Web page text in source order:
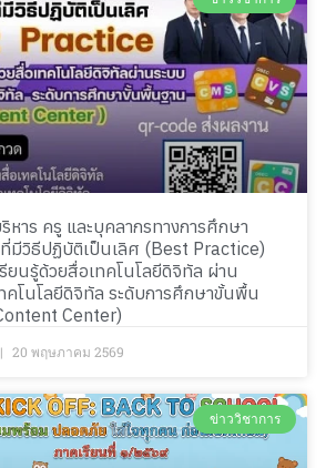
หาร ครู และบุคลากรทางการศึกษา
มีวิธีปฏิบัติเป็นเลิศ (Best Practice)
ยนรู้ด้วยสื่อเทคโนโลยีดิจิทัล ผ่าน
คโนโลยีดิจิทัล ระดับการศึกษาขั้นพื้น
Center)
20 พฤษภาคม 2569
ข่าววิชาการ